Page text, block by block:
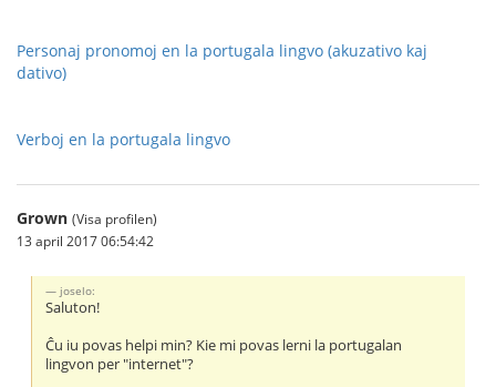
Personaj pronomoj en la portugala lingvo (akuzativo kaj
dativo)
Verboj en la portugala lingvo
Grown (Visa profilen)
13 april 2017 06:54:42
joselo:
Saluton!
Ĉu iu povas helpi min? Kie mi povas lerni la portugalan
lingvon per "internet"?